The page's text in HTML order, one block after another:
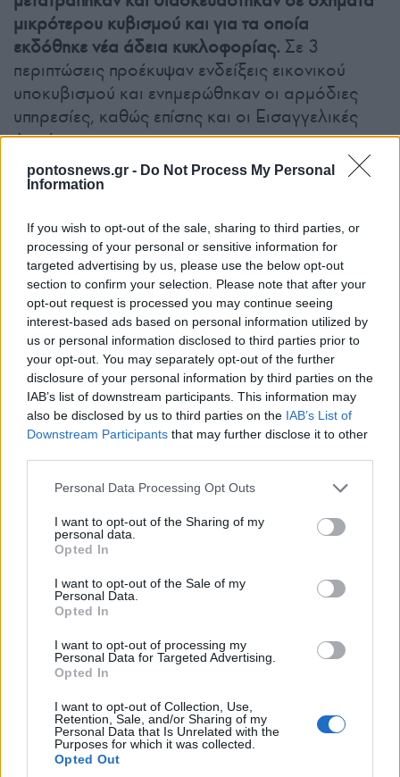
pontosnews.gr - Do Not Process My Personal
Information
If you wish to opt-out of the sale, sharing to third parties, or
processing of your personal or sensitive information for
targeted advertising by us, please use the below opt-out
section to confirm your selection. Please note that after your
opt-out request is processed you may continue seeing
interest-based ads based on personal information utilized by
us or personal information disclosed to third parties prior to
your opt-out. You may separately opt-out of the further
disclosure of your personal information by third parties on the
IAB’s list of downstream participants. This information may
also be disclosed by us to third parties on the IAB’s List of
Downstream Participants that may further disclose it to other
Please note that this website/app uses one or more Google
not limited to your visit or usage behaviour. You may click to
grant or deny consent to Google and its third-party tags to
use your data for below specified purposes in below Google
consent section.
Personal Data Processing Opt Outs
I want to opt-out of the Sharing of my
personal data.
Opted In
I want to opt-out of the Sale of my
Personal Data.
Opted In
I want to opt-out of processing my
Personal Data for Targeted Advertising.
Opted In
I want to opt-out of Collection, Use,
Retention, Sale, and/or Sharing of my
Personal Data that Is Unrelated with the
Purposes for which it was collected.
Opted Out
μικρότερου κυβισμού και για τα οποία
εκδόθηκε νέα άδεια κυκλοφορίας. Σε 3
περιπτώσεις προέκυψαν ενδείξεις εικονικού
υποκυβισμού και ενημερώθηκαν οι αρμόδιες
υπηρεσίες, καθώς επίσης και οι Εισαγγελικές
Αρχές.
2.Ολοκληρώθηκε έρευνα σχετικά με τη
που σχετίζονται κυρίως με τη σίτιση προσφύγων
– μεταναστών στα Κέντρα Υποδοχής και
Ταυτοποίησης (Κ.Υ.Τ.). Ο έλεγχος επεκτάθηκε
τόσο σε δημόσιους όσο και σε ιδιωτικούς
φορείς που είχαν συνάψει συμβάσεις για τη
σίτιση μεταναστών και προσφύγων, εστιάζοντας
στις διαγωνιστικές διαδικασίες ανάθεσης, στην
εξακρίβωση της επάρκειας πρώτων υλών και της
ύπαρξης ή μη της κατάλληλης υποδομής για την
εκτέλεσή τους, καθώς και στην υλοποίησή τους
με βάση τα προβλεπόμενα και το ισχύον νομικό
πλαίσιο. Σε μέρος της έρευνας συμμετείχε και η
Απάτης (OLAF). Για τα αποτελέσματα της
έρευνας ενημερώθηκαν ήδη οι αρμόδιες
Εισαγγελικές Αρχές.
Έλεγχοι φοροδιαφυγής και εικονικών
στοιχείων από το ΣΔΟΕ Μακεδονίας
έλεγχο εμπόρου παλαιών μετάλλων
(scrap) στην ευρύτερη περιοχή του νομού
Θεσσαλονίκης, διαπιστώθηκε η μη υποβολή
δηλώσεων φορολογίας εισοδήματος για τα έτη